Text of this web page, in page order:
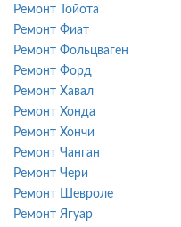
Ремонт Тойота
Ремонт Фиат
Ремонт Фольцваген
Ремонт Форд
Ремонт Хавал
Ремонт Хонда
Ремонт Хончи
Ремонт Чанган
Ремонт Чери
Ремонт Шевроле
Ремонт Ягуар